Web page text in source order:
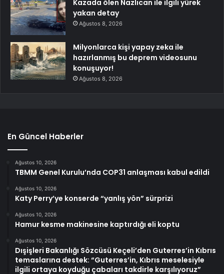
Kazada ölen Nazlıcan ile ilgili yürek
yakan detay
Ağustos 8, 2026
Milyonlarca kişi yapay zeka ile
hazırlanmış bu deprem videosunu
konuşuyor!
Ağustos 8, 2026
En Güncel Haberler
Ağustos 10, 2026
TBMM Genel Kurulu’nda COP31 anlaşması kabul edildi
Ağustos 10, 2026
Katy Perry’ye konserde “yanlış yön” sürprizi
Ağustos 10, 2026
Hamur kesme makinesine kaptırdığı eli koptu
Ağustos 10, 2026
Dışişleri Bakanlığı Sözcüsü Keçeli’den Guterres’in Kıbrıs
temaslarına destek: “Guterres’in, Kıbrıs meselesiyle
ilgili ortaya koyduğu çabaları takdirle karşılıyoruz”